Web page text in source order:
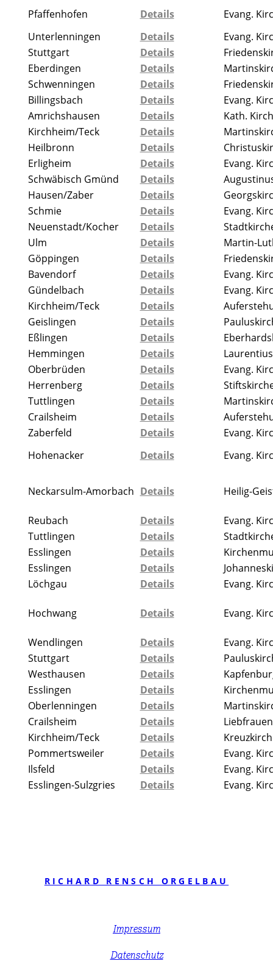
Pfaffenhofen
Details
Evang.
Unterlenningen
Details
Evang.
Stuttgart
Details
Eberdingen
Details
Schwenningen
Details
Billingsbach
Details
Evang.
Amrichshausen
Details
Kath.
Kirchheim/Teck
Details
Heilbronn
Details
Erligheim
Details
Evang.
Schwäbisch Gmünd
Details
Hausen/Zaber
Details
Schmie
Details
Evang.
Neuenstadt/Kocher
Details
Ulm
Details
Martin-
Göppingen
Details
Bavendorf
Details
Evang.
Gündelbach
Details
Evang.
Kirchheim/Teck
Details
Geislingen
Details
Eßlingen
Details
Hemmingen
Details
Oberbrüden
Details
Evang.
Herrenberg
Details
Tuttlingen
Details
Crailsheim
Details
Zaberfeld
Details
Evang.
Hohenacker
Details Evang.
Neckarsulm-Amorbach Details Heilig-
Reubach Details
Evang.
Tuttlingen
Details
Esslingen
Details
Esslingen
Details
Löchgau
Details Evang.
Hochwang Details Evang.
Wendlingen Details
Evang.
Stuttgart
Details
Westhausen
Details
Esslingen
Details
Oberlenningen
Details
Crailsheim
Details
Kirchheim/Teck
Details
Pommertsweiler
Details
Evang.
Ilsfeld
Details
Evang.
Esslingen-Sulzgries
Details Evang.
RICHARD RENSCH ORGELBAU
Impressum
Datenschutz